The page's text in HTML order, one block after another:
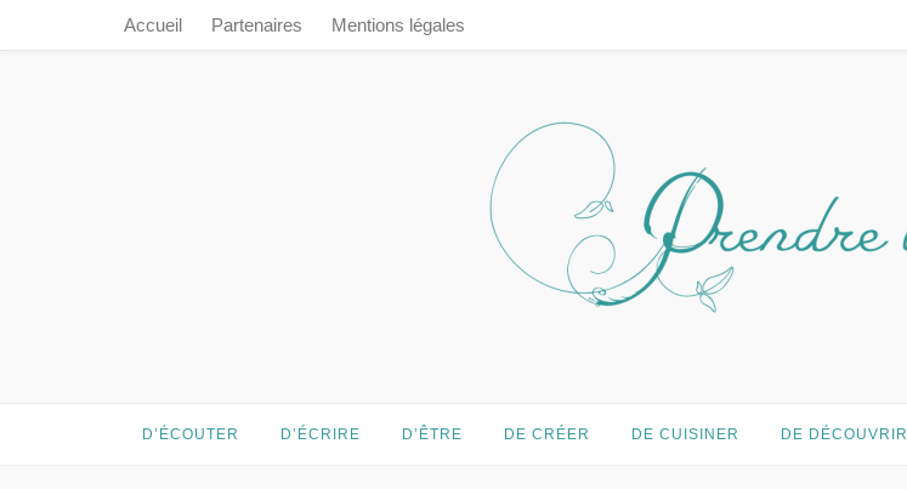
Accueil Partenaires Mentions légales
Prendre le temps…
D’ÉCOUTER D’ÉCRIRE D’ÊTRE DE CRÉER DE CUISINER DE DÉCOUVRIR